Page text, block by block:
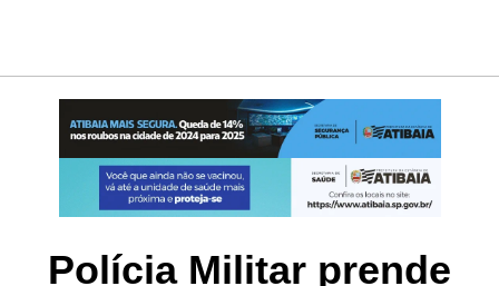
Polícia Militar prende